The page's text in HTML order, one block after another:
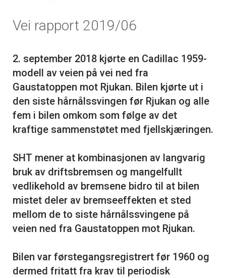
Vei rapport 2019/06
2. september 2018 kjørte en Cadillac 1959-
modell av veien på vei ned fra
Gaustatoppen mot Rjukan. Bilen kjørte ut i
den siste hårnålssvingen før Rjukan og alle
fem i bilen omkom som følge av det
kraftige sammenstøtet med fjellskjæringen.
SHT mener at kombinasjonen av langvarig
bruk av driftsbremsen og mangelfullt
vedlikehold av bremsene bidro til at bilen
mistet deler av bremseeffekten et sted
mellom de to siste hårnålssvingene på
veien ned fra Gaustatoppen mot Rjukan.
Bilen var førstegangsregistrert før 1960 og
dermed fritatt fra krav til periodisk